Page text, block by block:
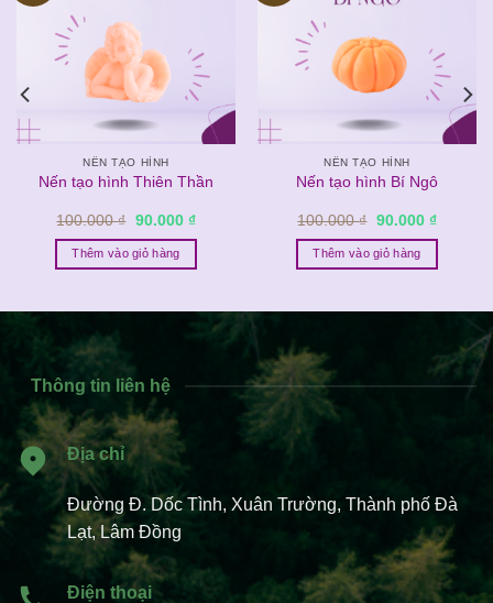
NẾN TẠO HÌNH
Nến tạo hình Thiên Thần
100.000₫ Giá
là:
100.000 ₫.
90.000 ₫Giá
Thêm vào giỏ hàng
NẾN TẠO HÌNH
Nến tạo hình Bí Ngô
100.000₫ Giá
là:
100.000 ₫.
90.000 ₫Giá
Thêm vào giỏ hàng
Thông tin liên hệ
Địa chỉ
Đường Đ. Dốc Tình, Xuân Trường, Thành phố Đà
Lạt, Lâm Đồng
Điện thoại